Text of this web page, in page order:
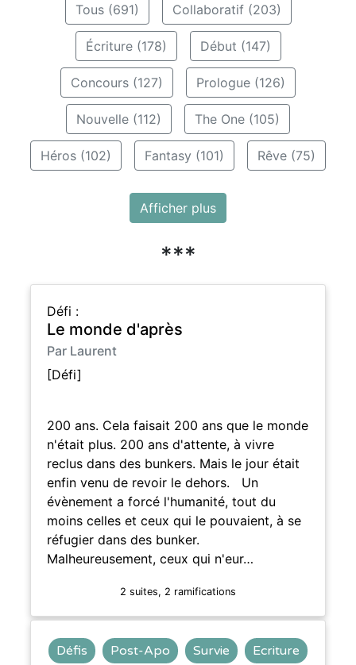
Tous (691) Collaboratif (203)
Écriture (178) Début (147)
Concours (127) Prologue (126)
Nouvelle (112) The One (105)
Héros (102) Fantasy (101) Rêve (75)
Afficher plus
***
Défi :
Le monde d'après
Par Laurent
[Défi]
200 ans. Cela faisait 200 ans que le monde
n'était plus. 200 ans d'attente, à vivre
reclus dans des bunkers. Mais le jour était
enfin venu de revoir le dehors. Un
évènement a forcé l'humanité, tout du
moins celles et ceux qui le pouvaient, à se
réfugier dans des bunker.
Malheureusement, ceux qui n'eur…
2 suites, 2 ramifications
Défis Post-Apo Survie Ecriture